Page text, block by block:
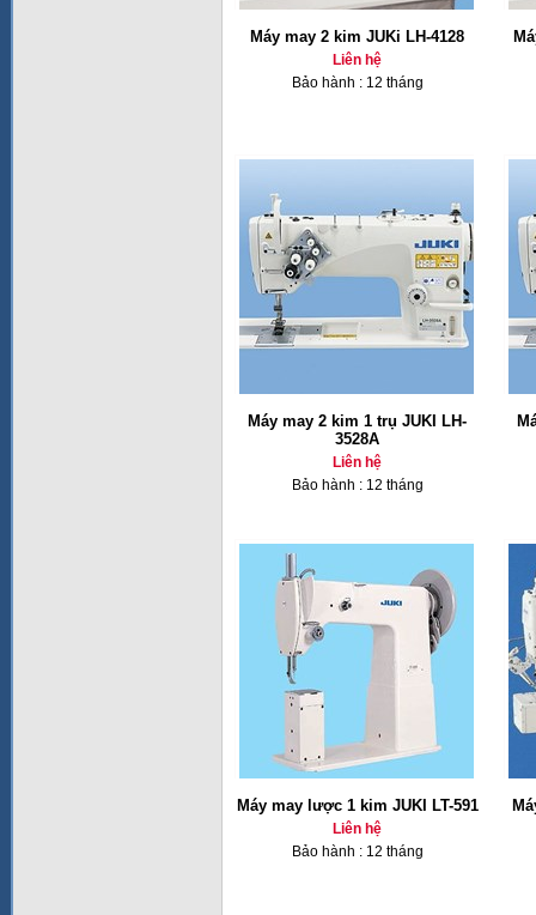
Máy may 2 kim JUKi LH-4128
Liên hệ
Bảo hành : 12 tháng
Máy may 2 kim 1 trụ JUKI LH-
3528A
Liên hệ
Bảo hành : 12 tháng
Máy may lược 1 kim JUKI LT-591
Liên hệ
Bảo hành : 12 tháng